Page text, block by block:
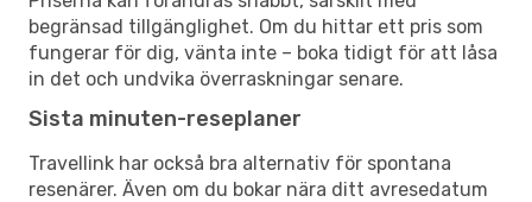
begränsad tillgänglighet. Om du hittar ett pris som
fungerar för dig, vänta inte – boka tidigt för att låsa
in det och undvika överraskningar senare.
Sista minuten-reseplaner
Travellink har också bra alternativ för spontana
resenärer. Även om du bokar nära ditt avresedatum